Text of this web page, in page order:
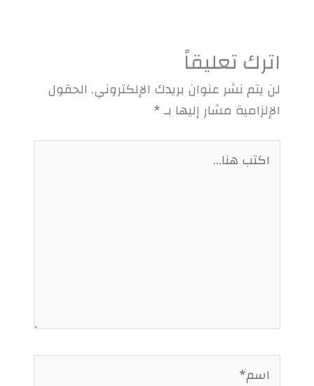
اترك تعليقاً
لن يتم نشر عنوان بريدك الإلكتروني. الحقول
الإلزامية مشار إليها بـ*
اكتب
هنا...